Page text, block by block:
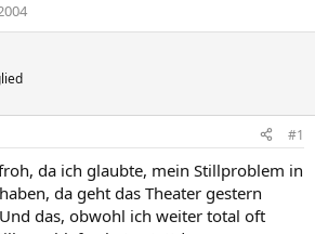
#1
da ich glaubte, mein Stillproblem in
da geht das Theater gestern
das, obwohl ich weiter total oft